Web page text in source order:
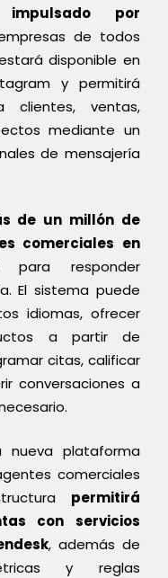
por
de todos
disponible en
y permitirá
clientes, ventas,
mediante un
de mensajería
de un millón de
comerciales en
para responder
El sistema puede
idiomas, ofrecer
a partir de
citas, calificar
conversaciones a
nueva plataforma
comerciales
permitirá
con servicios
, además de
y reglas